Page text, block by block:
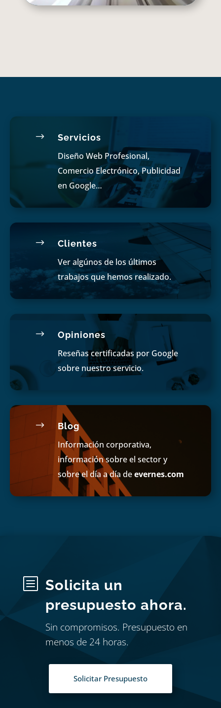
$ Servicios
Diseño Web Profesional,
Comercio Electrónico, Publicidad
en Google…
$ Clientes
Ver algúnos de los últimos
trabajos que hemos realizado.
$ Opiniones
Reseñas certificadas por Google
sobre nuestro servicio.
$ Blog
Información corporativa,
información sobre el sector y
sobre el día a día deevernes.com
b
Solicita un
presupuesto ahora.
Sin compromisos. Presupuesto en
menos de 24 horas.
Solicitar Presupuesto